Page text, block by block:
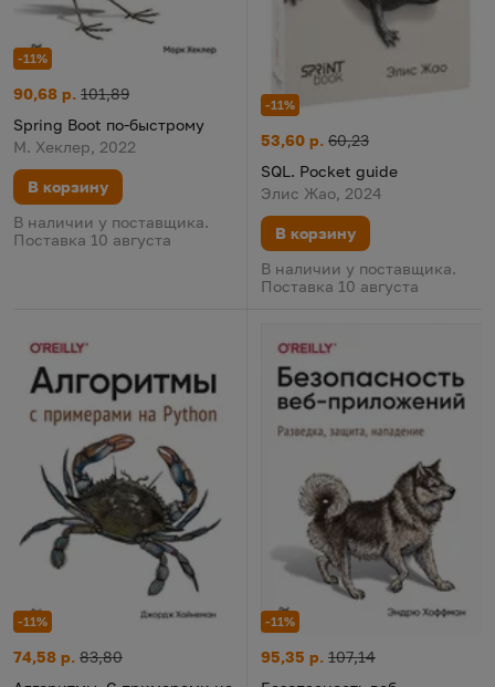
-11%
Spring Boot по-быстрому
Цена:
90,68 р.
Старая цена:
101,89
Spring Boot по-быстрому
М. Хеклер, 2022
В корзину
В наличии у поставщика.
Поставка 10 августа
-11%
SQL. Pocket guide
Цена:
53,60 р.
Старая цена:
60,23
SQL. Pocket guide
Элис Жао, 2024
В корзину
В наличии у поставщика.
Поставка 10 августа
-11%
Алгоритмы. С примерами на Python
Цена:
74,58 р.
Старая цена:
83,80
-11%
Безопасность веб-
Цена:
95,35 р.
Старая цена:
107,14